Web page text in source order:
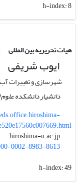
h-index:8
هیات تحریریه بین المللی
ایوب شریفی
شهرسازی و تغییرات
دانشیار دانشکده
sharifi
hiroshima-u.ac.jp
0002-8983-8613
h-index:49